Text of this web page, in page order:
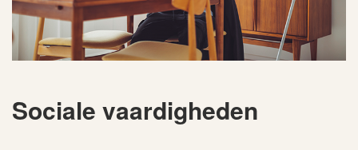
Sociale vaardigheden